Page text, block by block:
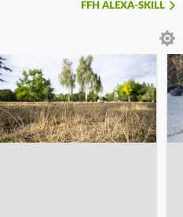
FFH ALEXA-SKILL